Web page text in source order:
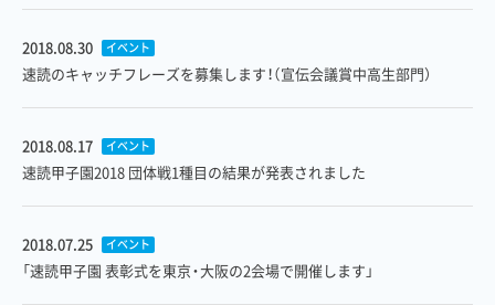
2018.08.30 イベント
速読のキャッチフレーズを募集します！（宣伝会議賞中高生部門）
2018.08.17 イベント
速読甲子園2018 団体戦1種目の結果が発表されました
2018.07.25 イベント
「速読甲子園 表彰式を東京・大阪の2会場で開催します」